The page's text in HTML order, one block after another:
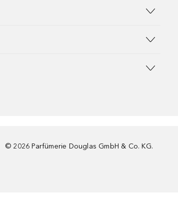
© 2026 Parfümerie Douglas GmbH & Co. KG.